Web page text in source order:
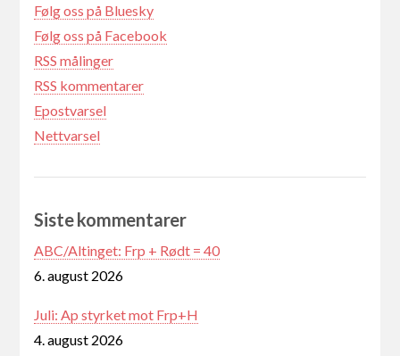
Følg oss på Bluesky
Følg oss på Facebook
RSS målinger
RSS kommentarer
Epostvarsel
Nettvarsel
Siste kommentarer
ABC/Altinget: Frp + Rødt = 40
6. august 2026
Juli: Ap styrket mot Frp+H
4. august 2026